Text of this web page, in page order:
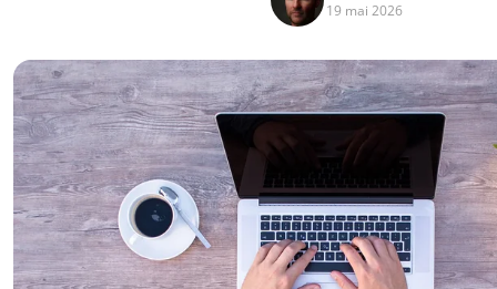
19 mai 2026